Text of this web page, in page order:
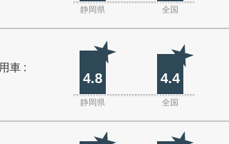
静岡県 全国
車 :
4.8 4.4
静岡県 全国